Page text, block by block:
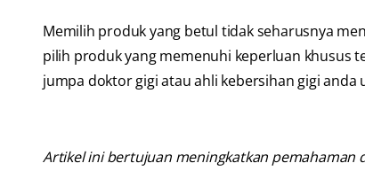
Memilih produk yang betul tidak seharusnya
pilih produk yang memenuhi keperluan khusus
jumpa doktor gigi atau ahli kebersihan gigi
Artikel ini bertujuan meningkatkan pemahaman